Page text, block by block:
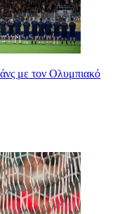
με τον Ολυμπιακό